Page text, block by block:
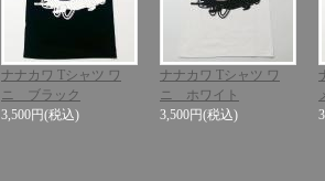
ナナカワ Tシャツ ワ
ニ ブラック
3,500円(税込)
ナナカワ Tシャツ ワ
ニ ホワイト
3,500円(税込)